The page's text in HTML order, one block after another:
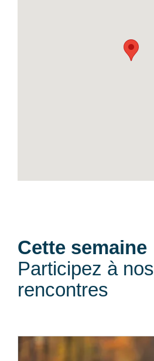
Cette semaine
Participez à nos
rencontres